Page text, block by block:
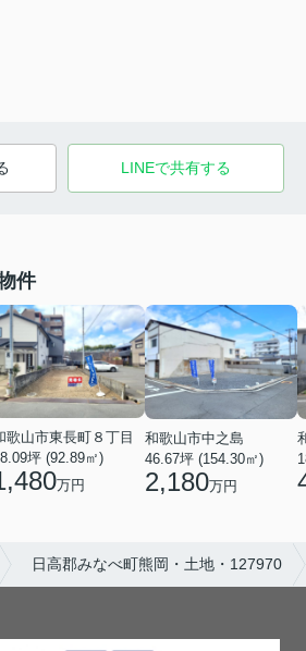
LINEで共有する
件
歌山市東長町８丁目
坪 (92.89㎡)
万円
和歌山市中之島
46.67坪 (154.30㎡)
2,180万円
日高郡みなべ町熊岡・土地・127970